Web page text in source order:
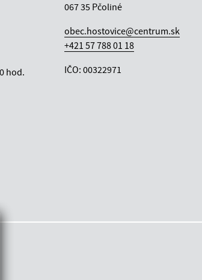
hod.
067 35 Pčoliné
obec.hostovice@centrum.sk
+421 57 788 01 18
IČO: 00322971